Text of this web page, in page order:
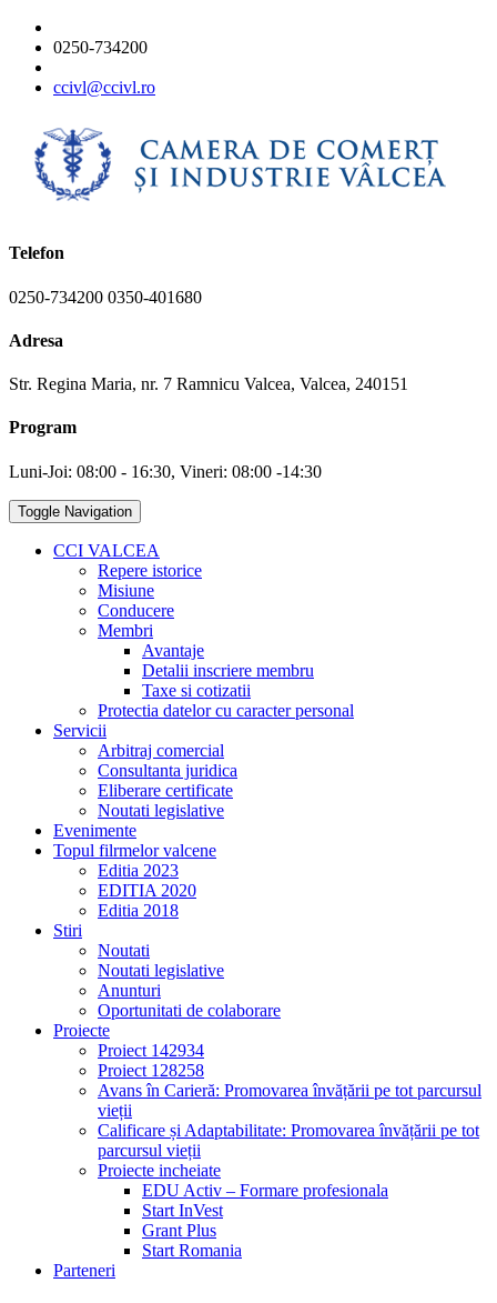
0250-734200
ccivl@ccivl.ro
Telefon
0250-734200 0350-401680
Adresa
Str. Regina Maria, nr. 7 Ramnicu Valcea, Valcea, 240151
Program
Luni-Joi: 08:00 - 16:30, Vineri: 08:00 -14:30
Toggle Navigation
CCI VALCEA
Repere istorice
Misiune
Conducere
Membri
Avantaje
Detalii inscriere membru
Taxe si cotizatii
Protectia datelor cu caracter personal
Servicii
Arbitraj comercial
Consultanta juridica
Eliberare certificate
Noutati legislative
Evenimente
Topul filrmelor valcene
Editia 2023
EDITIA 2020
Editia 2018
Stiri
Noutati
Noutati legislative
Anunturi
Oportunitati de colaborare
Proiecte
Proiect 142934
Proiect 128258
Avans în Carieră: Promovarea învățării pe tot parcursul
vieții
Calificare și Adaptabilitate: Promovarea învățării pe tot
parcursul vieții
Proiecte incheiate
EDU Activ – Formare profesionala
Start InVest
Grant Plus
Start Romania
Parteneri